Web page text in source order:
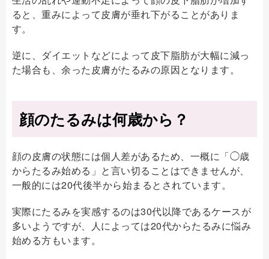
ると、重みによって皮膚が垂れ下がることがありま
す。
逆に、ダイエットなどによって皮下脂肪が大幅に減っ
た場合も、余った皮膚がたるみの原因となります。
顔のたるみは何歳から？
顔の皮膚の状態には個人差があるため、一概に「◯歳
からたるみ始める」と言い切ることはできませんが、
一般的には20代後半から始まるとされています。
実際にたるみを実感するのは30代以降であるケースが
多いようですが、人によっては20代からたるみに悩み
始める方もいます。